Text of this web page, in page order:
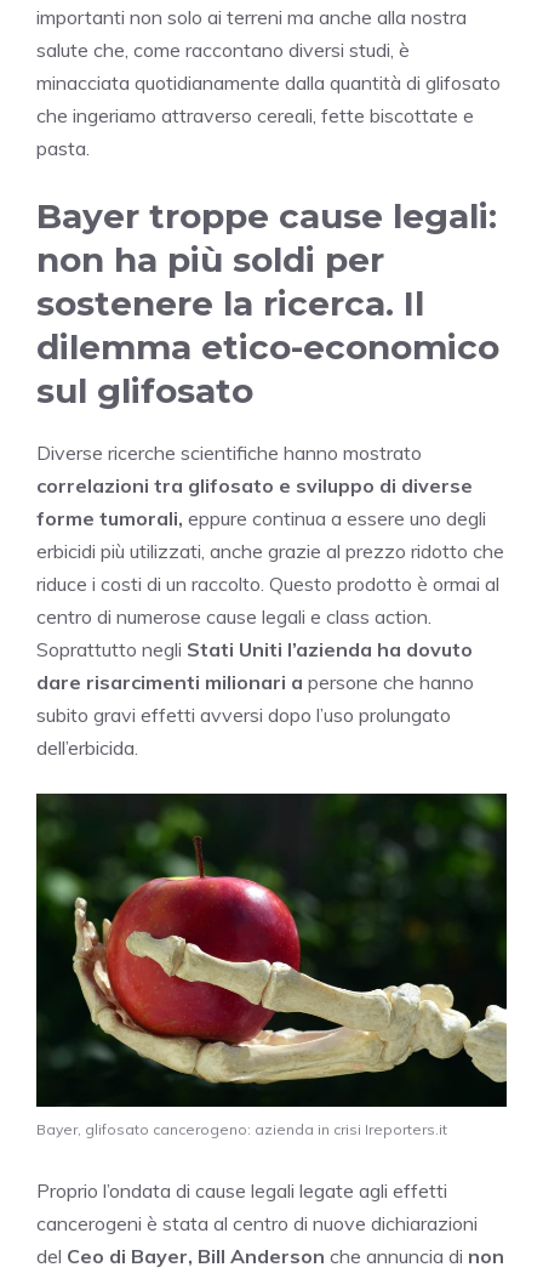
importanti non solo ai terreni ma anche alla nostra
salute che, come raccontano diversi studi, è
minacciata quotidianamente dalla quantità di glifosato
che ingeriamo attraverso cereali, fette biscottate e
pasta.
Bayer troppe cause legali:
non ha più soldi per
sostenere la ricerca. Il
dilemma etico-economico
sul glifosato
Diverse ricerche scientifiche hanno mostrato
correlazioni tra glifosato e sviluppo di diverse
forme tumorali, eppure continua a essere uno degli
erbicidi più utilizzati, anche grazie al prezzo ridotto che
riduce i costi di un raccolto. Questo prodotto è ormai al
centro di numerose cause legali e class action.
Soprattutto negli Stati Uniti l’azienda ha dovuto
dare risarcimenti milionari a persone che hanno
subito gravi effetti avversi dopo l’uso prolungato
dell’erbicida.
Bayer, glifosato cancerogeno: azienda in crisi Ireporters.it
Proprio l’ondata di cause legali legate agli effetti
cancerogeni è stata al centro di nuove dichiarazioni
del Ceo di Bayer, Bill Anderson che annuncia di non